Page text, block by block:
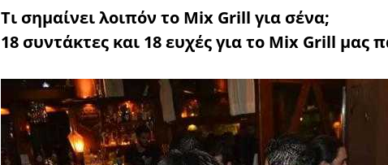
Τι σημαίνει λοιπόν το Mix Grill για σένα;
18 συντάκτες και 18 ευχές για το Mix Grill μας